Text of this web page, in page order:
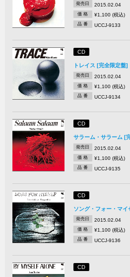
発売日 2015.02.04
価 格 ¥1,100 (税込)
品 番 UCCJ-9133
CD
トレイス [完全限定盤]
発売日 2015.02.04
価 格 ¥1,100 (税込)
品 番 UCCJ-9134
CD
サラーム・サラーム [
発売日 2015.02.04
価 格 ¥1,100 (税込)
品 番 UCCJ-9135
CD
ソング・フォー・マ
発売日 2015.02.04
価 格 ¥1,100 (税込)
品 番 UCCJ-9136
CD